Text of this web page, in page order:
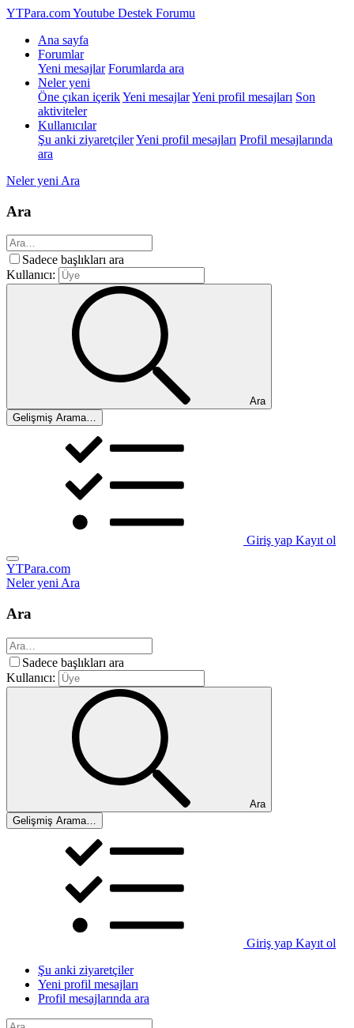
YTPara.comYoutube Destek Forumu
Ana sayfa
Forumlar
Yeni mesajlar Forumlarda ara
Neler yeni
Öne çıkan içerikYeni mesajlarYeni profil mesajları Son
aktiviteler
Kullanıcılar
Şu anki ziyaretçilerYeni profil mesajları Profil mesajlarında
ara
Neler yeni Ara
Ara
Sadece başlıkları ara
Kullanıcı:
Ara
Gelişmiş Arama…
Giriş yap Kayıt ol
YTPara.com
Neler yeniAra
Ara
Sadece başlıkları ara
Kullanıcı:
Ara
Gelişmiş Arama…
Giriş yap Kayıt ol
Şu anki ziyaretçiler
Yeni profil mesajları
Profil mesajlarında ara